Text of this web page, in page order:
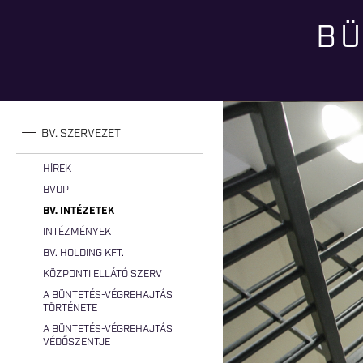
BV. SZERVEZET
HÍREK
BVOP
BV. INTÉZETEK
INTÉZMÉNYEK
BV. HOLDING KFT.
KÖZPONTI ELLÁTÓ SZERV
A BÜNTETÉS-VÉGREHAJTÁS
TÖRTÉNETE
A BÜNTETÉS-VÉGREHAJTÁS
VÉDŐSZENTJE